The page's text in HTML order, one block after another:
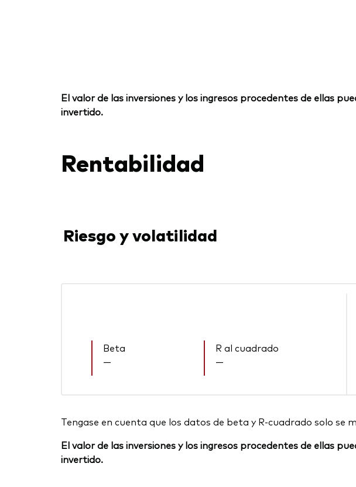
El valor de las inversiones y los ingresos procedentes de ellas
invertido.
Rentabilidad
Riesgo y volatilidad
Beta
—
R al cuadrado
—
Tengase en cuenta que los datos de beta y R-cuadrado solo
El valor de las inversiones y los ingresos procedentes de ellas
invertido.